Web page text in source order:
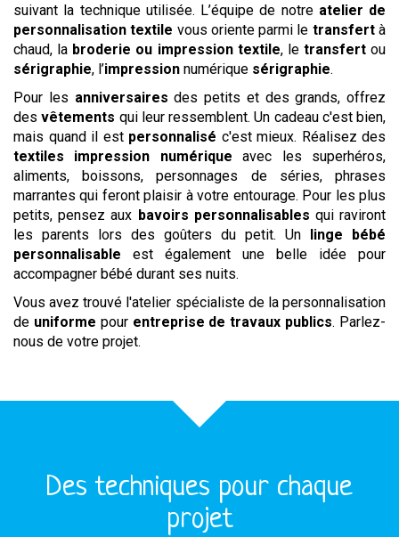
suivant la technique utilisée. L’équipe de notre atelier de
personnalisation textile vous oriente parmi le transfertà
chaud, la broderie ou impression textile, le transfertou
sérigraphie, l’impression numérique sérigraphie.
Pour les anniversaires des petits et des grands, offrez
desvêtements qui leur ressemblent. Un cadeau c'est bien,
mais quand il est personnalisé c'est mieux. Réalisez des
textiles impression numérique avec les superhéros,
aliments, boissons, personnages de séries, phrases
marrantes qui feront plaisir à votre entourage. Pour les plus
petits, pensez aux bavoirs personnalisables qui raviront
les parents lors des goûters du petit. Un linge bébé
personnalisable est également une belle idée pour
accompagner bébé durant ses nuits.
Vous avez trouvé l'atelier spécialiste de la personnalisation
de uniforme pour entreprise de travaux publics. Parlez-
nous de votre projet.
Des techniques pour chaque
projet